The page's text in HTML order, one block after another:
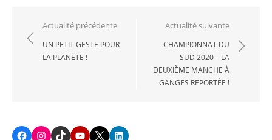
Navigation
de
l’article
Actualité précédente
UN PETIT GESTE POUR
LA PLANÈTE !
Actualité suivante
CHAMPIONNAT DU
SUD 2020 – LA
DEUXIÈME MANCHE À
GANGES REPORTÉE !
FacebookInstagram
TikTokYoutube
X LinkedIn